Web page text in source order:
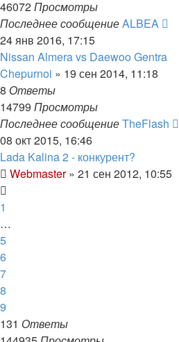
46072Просмотры
Последнее сообщениеALBEA
24 янв 2016, 17:15
Nissan Almera vs Daewoo Gentra
Chepurnoi » 19 сен 2014, 11:18
8 Ответы
14799 Просмотры
Последнее сообщениеTheFlash
08 окт 2015, 16:46
Lada Kalina 2 - конкурент?
Webmaster» 21 сен 2012, 10:55
1
…
5
6
7
8
9
131 Ответы